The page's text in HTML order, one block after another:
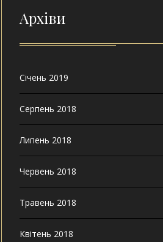
Архіви
Січень 2019
Серпень 2018
Липень 2018
Червень 2018
Травень 2018
Квітень 2018